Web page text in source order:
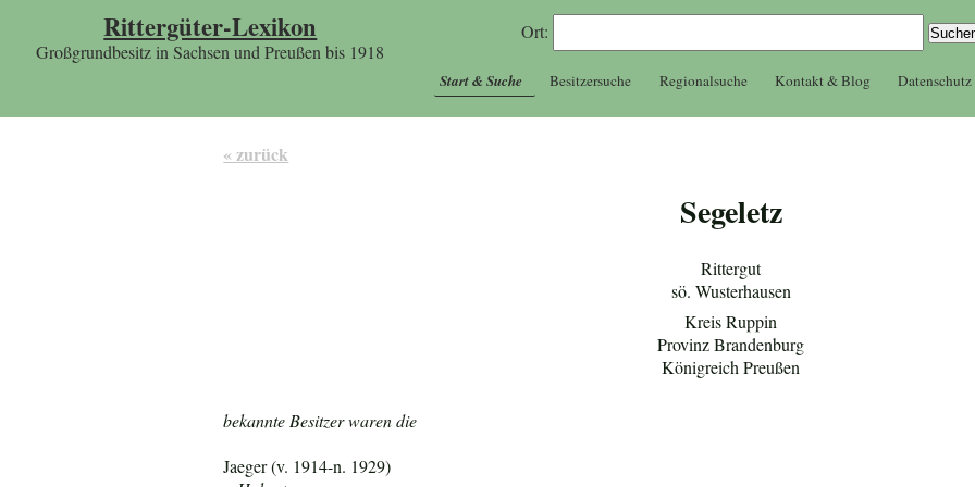
Rittergüter-Lexikon
Großgrundbesitz in Sachsen und Preußen bis 1918
Ort:
Start & Suche Besitzersuche Regionalsuche Kontakt & Blog Datenschutz
« zurück
Segeletz
Rittergut
sö. Wusterhausen
Kreis Ruppin
Provinz Brandenburg
Königreich Preußen
bekannte Besitzer waren die
Jaeger (v. 1914-n. 1929)